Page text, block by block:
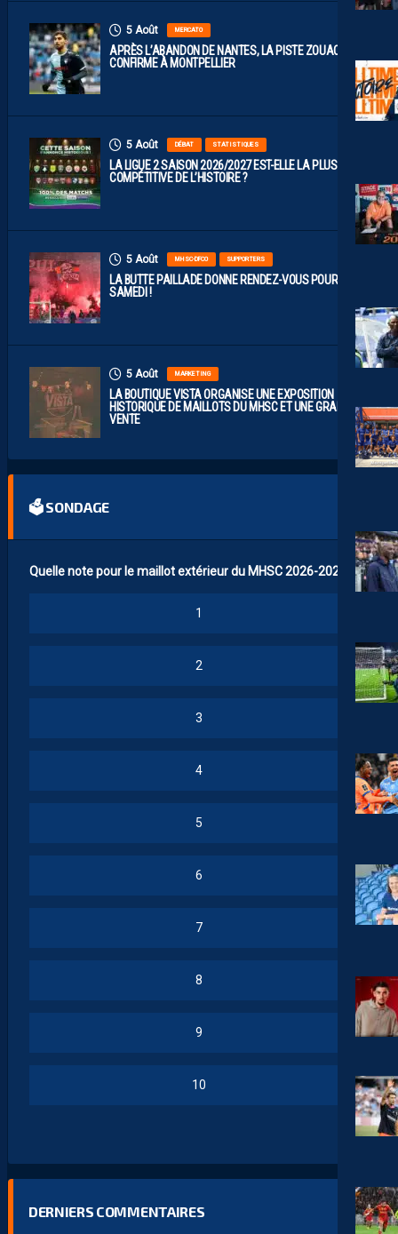
5 Août MERCATO
APRÈS L’ABANDON DE NANTES, LA PISTE ZOUAOUI SE
CONFIRME À MONTPELLIER
5 Août DÉBAT STATISTIQUES
LA LIGUE 2 SAISON 2026/2027 EST-ELLE LA PLUS
COMPÉTITIVE DE L’HISTOIRE ?
5 Août MHSC-DFCO SUPPORTERS
LA BUTTE PAILLADE DONNE RENDEZ-VOUS POUR
SAMEDI !
5 Août MARKETING
LA BOUTIQUE VISTA ORGANISE UNE EXPOSITION
HISTORIQUE DE MAILLOTS DU MHSC ET UNE GRANDE
VENTE
🗳 SONDAGE
Quelle note pour le maillot extérieur du MHSC 2026-2027 ?
1
2
3
4
5
6
7
8
9
10
DERNIERS COMMENTAIRES